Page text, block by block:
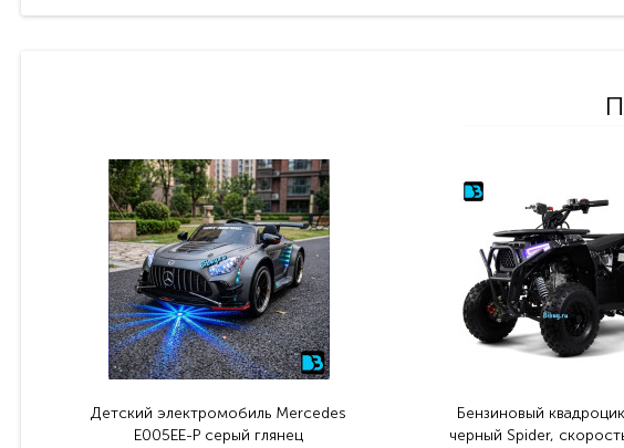
Детский электромобиль Mercedes
E005EE-P серый глянец
Бензиновый
черный Spider,